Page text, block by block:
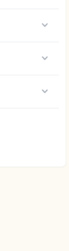
keyboard_arrow_down
keyboard_arrow_down
keyboard_arrow_down